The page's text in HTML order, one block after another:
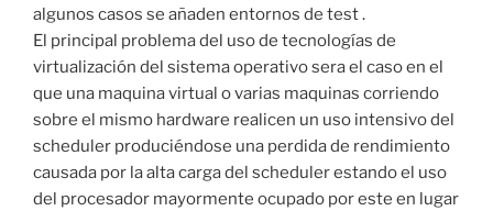
algunos casos se añaden entornos de test .
El principal problema del uso de tecnologías de
virtualización del sistema operativo sera el caso en el
que una maquina virtual o varias maquinas corriendo
sobre el mismo hardware realicen un uso intensivo del
scheduler produciéndose una perdida de rendimiento
causada por la alta carga del scheduler estando el uso
del procesador mayormente ocupado por este en lugar